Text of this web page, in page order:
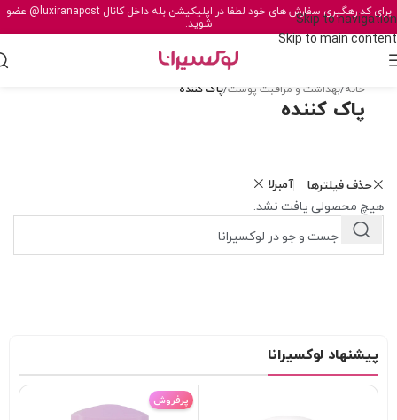
Skip to navigation
Skip to main content
برای کد رهگیری سفارش های خود لطفا در اپلیکیشن بله داخل کانال@luxiranapost عضو
شوید.
خانه/بهداشت و مراقبت پوست/پاک کننده
پاک کننده
حذف فیلترها آمبرلا
هیچ محصولی یافت نشد.
پیشنهاد لوکسیرانا
پرفروش